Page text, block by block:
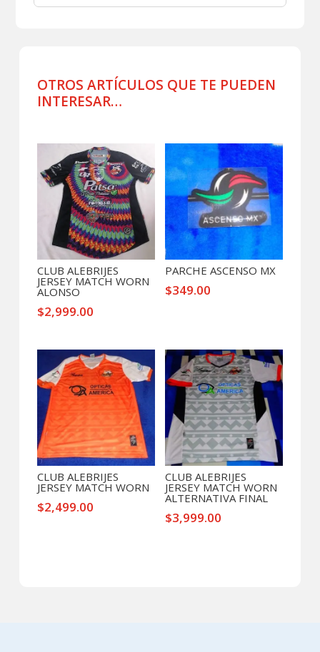
GAEL
2026
OTROS ARTÍCULOS QUE TE PUEDEN
INTERESAR…
CLUB ALEBRIJES
JERSEY MATCH WORN
ALONSO
$2,999.00
PARCHE ASCENSO MX
$349.00
CLUB ALEBRIJES
JERSEY MATCH WORN
$2,499.00
CLUB ALEBRIJES
JERSEY MATCH WORN
ALTERNATIVA FINAL
$3,999.00